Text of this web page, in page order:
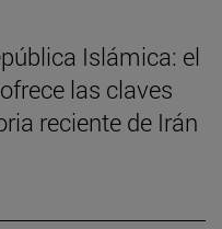
Islámica: el
las claves
reciente de Irán